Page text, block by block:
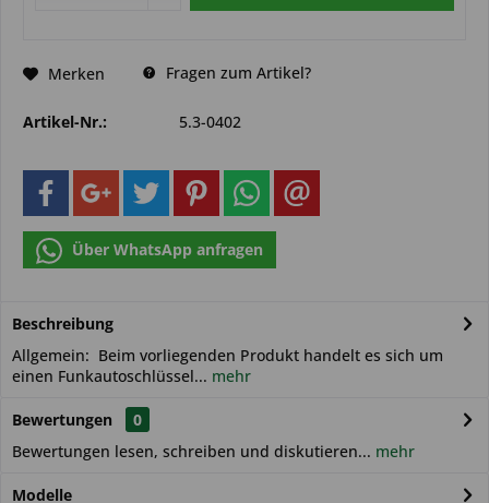
Merken Fragen zum Artikel?
Artikel-Nr.: 5.3-0402
Über WhatsApp anfragen
Beschreibung
Allgemein: Beim vorliegenden Produkt handelt es sich um
einen Funkautoschlüssel... mehr
Bewertungen
0
Bewertungen lesen, schreiben und diskutieren... mehr
Modelle